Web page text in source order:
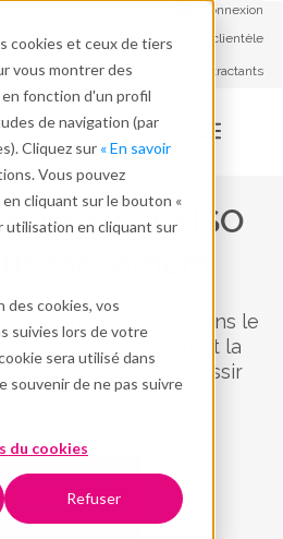
cookies et ceux de tiers
vous montrer des
fonction d'un profil
de navigation (par
Cliquez sur « En savoir
Vous pouvez
cliquant sur le bouton «
utilisation en cliquant sur
des cookies, vos
suivies lors de votre
sera utilisé dans
souvenir de ne pas suivre
du cookies
Refuser
Connexion
Service à la clientèle
Soutien aux contractants
votre ISO
facilement
accompagneront dans le
en œuvre, l'audit et la
permettre de réussir
de gestion
PLUS